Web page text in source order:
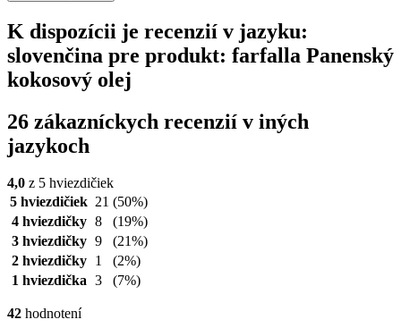
K dispozícii je recenzií v jazyku:
slovenčina pre produkt: farfalla Panenský
kokosový olej
26 zákazníckych recenzií v iných
jazykoch
4,0 z 5 hviezdičiek
5 hviezdičiek 21 (50%)
4 hviezdičky 8
(19%)
3 hviezdičky 9
(21%)
2 hviezdičky
1
(2%)
1 hviezdička 3 (7%)
42 hodnotení